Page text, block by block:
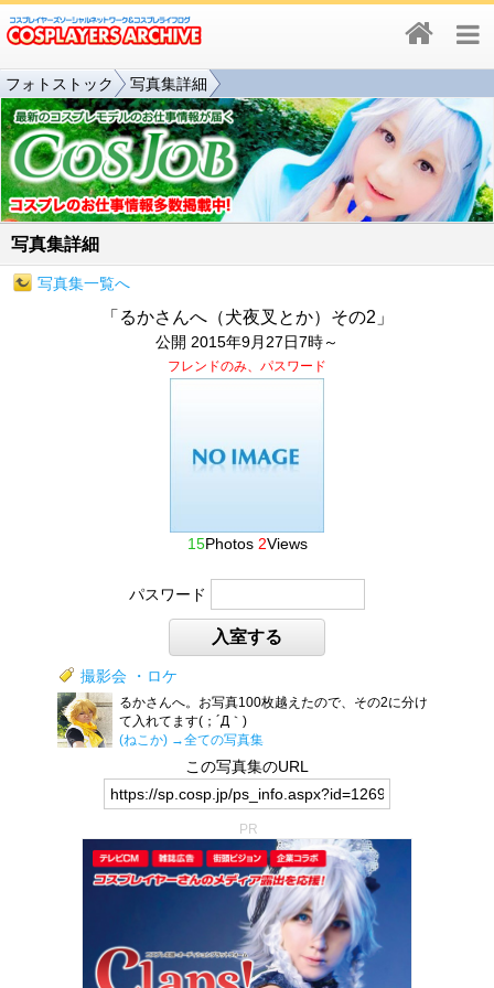
フォトストック 写真集詳細
写真集詳細
写真集一覧へ
「るかさんへ（犬夜叉とか）その2」
公開 2015年9月27日7時～
フレンドのみ、パスワード
15Photos 2Views
パスワード
入室する
撮影会 ・ロケ
るかさんへ。お写真100枚越えたので、その2に分け
て入れてます(；´Д｀)
(ねこか) →全ての写真集
この写真集のURL
PR